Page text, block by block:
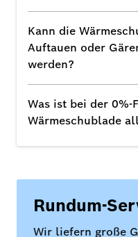
Kann die
Auftauen oder
werden?
Was ist bei der 0%-
Wärmeschublade
Rundum-
Wir liefern große